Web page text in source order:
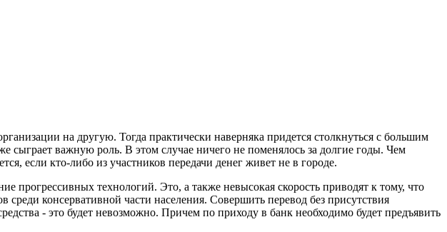
на другую. Тогда практически наверняка придется столкнуться с большим
сыграет важную роль. В этом случае ничего не поменялось за долгие годы. Чем
если кто-либо из участников передачи денег живет не в городе.
прогрессивных технологий. Это, а также невысокая скорость приводят к тому, что
консервативной части населения. Совершить перевод без присутствия
- это будет невозможно. Причем по приходу в банк необходимо будет предъявить